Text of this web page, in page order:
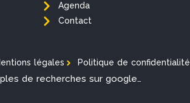
Agenda
Contact
légales Politique de confidentialité
de recherches sur google…